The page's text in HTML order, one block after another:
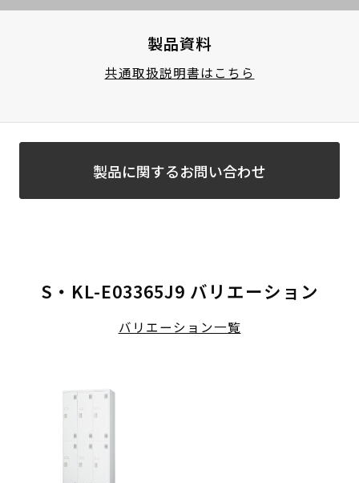
製品資料
共通取扱説明書はこちら
製品に関するお問い合わせ
S・KL-E03365J9 バリエーション
バリエーション一覧